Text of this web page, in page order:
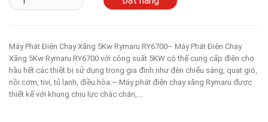
Máy Phát Điện Chạy Xăng 5Kw Rymaru RY6700– Máy Phát Điện Chạy
Xăng 5Kw Rymaru RY6700 với công suất 5KW có thể cung cấp điện cho
hầu hết các thiết bị sử dụng trong gia đình như đèn chiếu sáng, quạt gió,
nồi cơm, tivi, tủ lạnh, điều hòa.– Máy phát điện chạy xăng Rymaru được
thiết kế với khung chịu lực chắc chắn,...